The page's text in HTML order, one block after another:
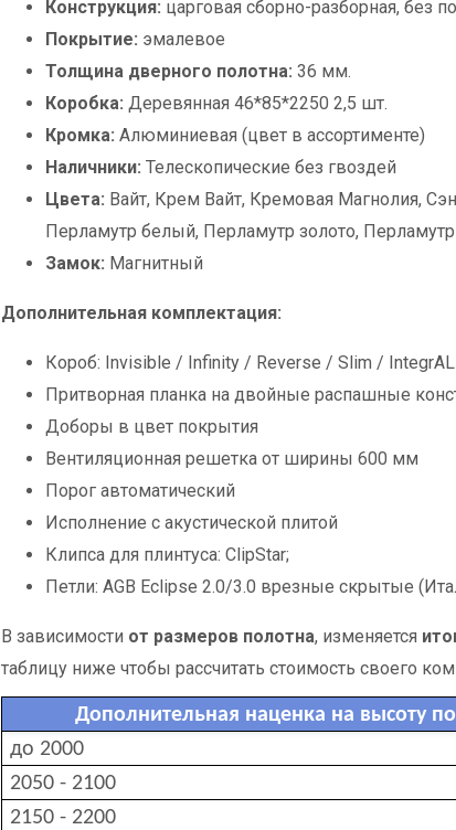
Конструкция: царговая сборно-разборная, без
Покрытие: эмалевое
Толщина дверного полотна: 36 мм.
Коробка: Деревянная 46*85*2250 2,5 шт.
Кромка: Алюминиевая (цвет в ассортименте)
Наличники: Телескопические без гвоздей
Цвета: Вайт, Крем Вайт, Кремовая Магнолия,
Перламутр белый, Перламутр золото,
Замок: Магнитный
Дополнительная комплектация:
Короб: Invisible / Infinity / Reverse / Slim /
Притворная планка на двойные распашные
Доборы в цвет покрытия
Вентиляционная решетка от ширины 600 мм
Порог автоматический
Исполнение с акустической плитой
Клипса для плинтуса: ClipStar;
Петли: AGB Eclipse 2.0/3.0 врезные скрытые
В зависимости от размеров полотна, изменяется
таблицу ниже чтобы рассчитать стоимость своего
Дополнительная наценка на высоту
до 2000
2050 - 2100
2150 - 2200